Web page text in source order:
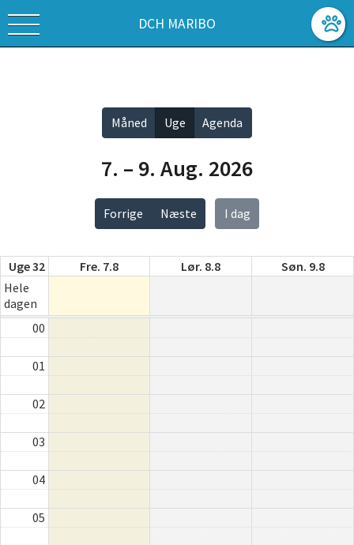
DCH MARIBO
Forrige Næste I dag
7. – 9. Aug. 2026
Måned Uge Agenda
Uge 32 Fre. 7.8 Lør. 8.8
Søn. 9.8
Hele
dagen
00
01
02
03
04
05